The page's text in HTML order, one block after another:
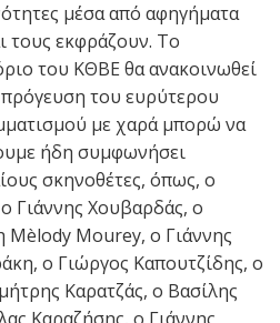
μέσα από αφηγήματα
τους εκφράζουν. Το
του ΚΘΒΕ θα ανακοινωθεί
του ευρύτερου
με χαρά μπορώ να
ήδη συμφωνήσει
σκηνοθέτες, όπως, ο
Γιάννης Χουβαρδάς, ο
Mèlody Mourey, ο Γιάννης
ο Γιώργος Καπουτζίδης, ο
Καρατζάς, ο Βασίλης